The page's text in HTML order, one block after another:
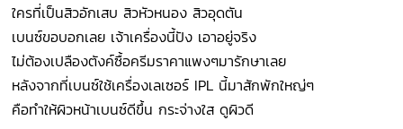
ใครที่เป็นสิวอักเสบ สิวหัวหนอง สิวอุดตัน
เบนซ์ขอบอกเลย เจ้าเครื่องนี้ปัง เอาอยู่จริง
ไม่ต้องเปลืองตังค์ซื้อครีมราคาแพงๆมารักษาเลย
หลังจากที่เบนซ์ใช้เครื่องเลเซอร์ IPL นี้มาสักพักใหญ่ๆ
คือทำให้ผิวหน้าเบนซ์ดีขึ้น กระจ่างใส ดูผิวดี